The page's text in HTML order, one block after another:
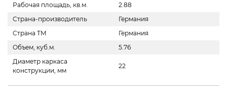
Рабочая площадь, кв.м.
2.88
Страна-производитель
Германия
Страна ТМ
Германия
Объем, куб.м.
5.76
Диаметр каркаса
конструкции, мм
22